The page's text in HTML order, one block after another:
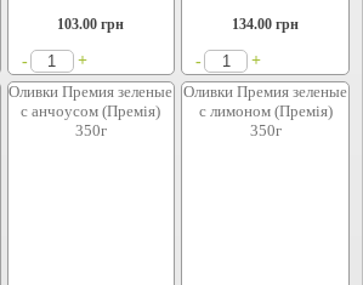
103.00 грн
- +
134.00 грн
-
+
Оливки Премия зеленые
с анчоусом (Премія)
350г
Оливки Премия зеленые
с лимоном (Премія)
350г